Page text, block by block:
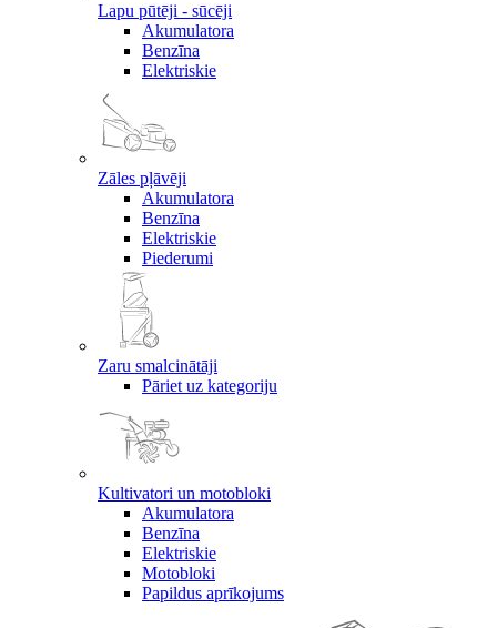
Lapu pūtēji - sūcēji
Akumulatora
Benzīna
Elektriskie
Zāles pļāvēji
Akumulatora
Benzīna
Elektriskie
Piederumi
Zaru smalcinātāji
Pāriet uz kategoriju
Kultivatori un motobloki
Akumulatora
Benzīna
Elektriskie
Motobloki
Papildus aprīkojums